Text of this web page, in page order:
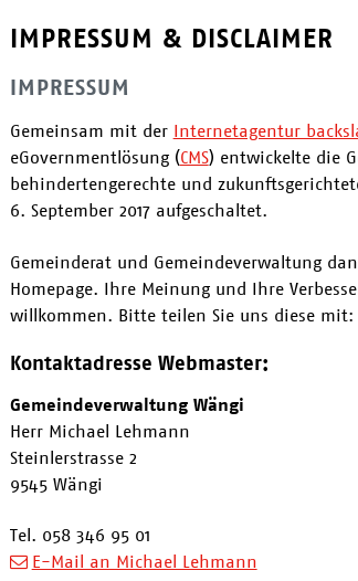
IMPRESSUM & DISCLAIMER
IMPRESSUM
Gemeinsam mit der Internetagentur
eGovernmentlösung (CMS) entwickelte die
behindertengerechte und
6. September 2017 aufgeschaltet.
Gemeinderat und Gemeindeverwaltung
Homepage. Ihre Meinung und Ihre
willkommen. Bitte teilen Sie uns diese mit:
Kontaktadresse Webmaster:
Gemeindeverwaltung Wängi
Herr Michael Lehmann
Steinlerstrasse 2
9545 Wängi
Tel. 058 346 95 01
E-Mail an Michael Lehmann